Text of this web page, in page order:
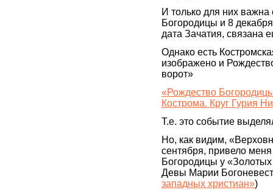
И только для них важна
Богородицы и 8
дата Зачатия, связана
Однако есть
изображено и
ворот»
«Рождество
Кострома. Круг Гурия
Т.е. это событие
Но, как видим,
сентября, привело
Богородицы у
Девы Марии
западных христиан»)